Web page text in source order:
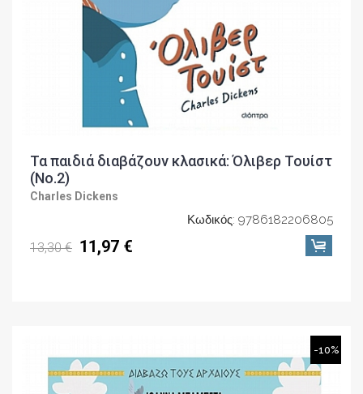
Τα παιδιά διαβάζουν κλασικά: Όλιβερ Τουίστ
(No.2)
Charles Dickens
Κωδικός: 9786182206805
13,30 € 11,97 €
-10%